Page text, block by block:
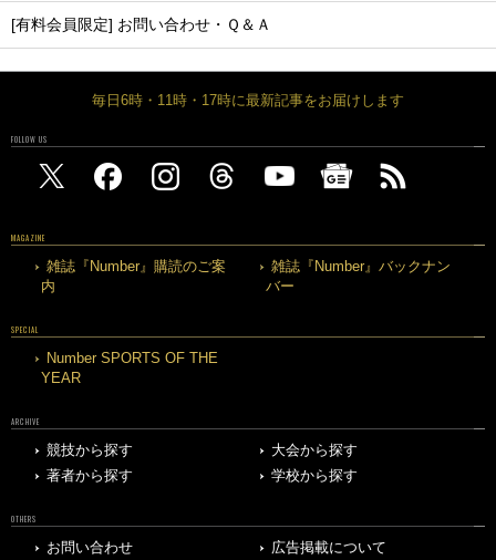
[有料会員限定] お問い合わせ・Ｑ＆Ａ
毎日6時・11時・17時に最新記事をお届けします
FOLLOW US
MAGAZINE
雑誌『Number』購読のご案
内
雑誌『Number』バックナン
バー
SPECIAL
Number SPORTS OF THE
YEAR
ARCHIVE
競技から探す
大会から探す
著者から探す
学校から探す
OTHERS
お問い合わせ 広告掲載について